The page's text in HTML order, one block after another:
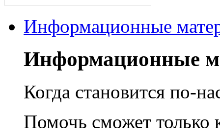
Информационные
Информационные
Когда становится по-
Помочь сможет только